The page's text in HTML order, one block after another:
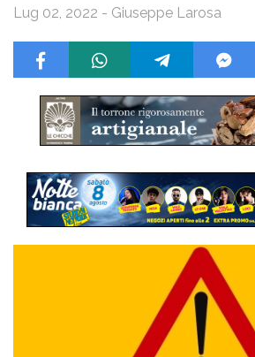
Lug 02, 2022 - Giuseppe Larosa